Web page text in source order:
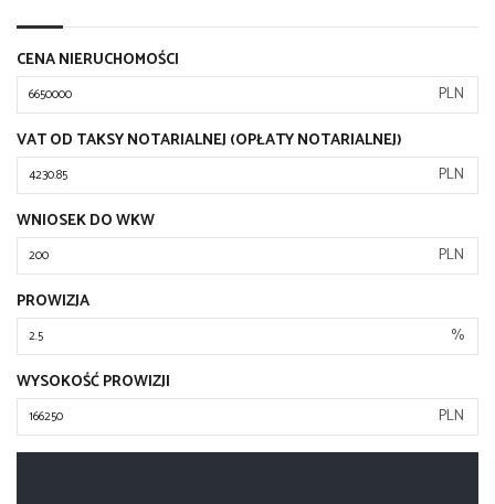
CENA NIERUCHOMOŚCI
PLN
VAT OD TAKSY NOTARIALNEJ (OPŁATY NOTARIALNEJ)
PLN
WNIOSEK DO WKW
PLN
PROWIZJA
%
WYSOKOŚĆ PROWIZJI
PLN